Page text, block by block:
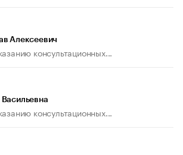
Алексеевич
консультационных...
консультационных...